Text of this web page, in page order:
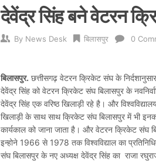
देवेंद्र सिंह बने वेटरन
By News Desk बिलासपुर 0
बिलासपुर. छत्तीसगढ़ वेटरन क्रिकेट संघ के
देवेंद्र सिंह को वेटरन क्रिकेट संघ बिलासपुर के
देवेंद्र सिंह एक वरिष्ठ खिलाड़ी रहे है। और
खिलाड़ी के साथ साथ क्रिकेट संघ बिलासपुर में भी
कार्यकाल को जाना जाता है। और वेटरन क्रिकेट संघ
इन्होने 1966 से 1978 तक विश्वविद्याल का
संघ बिलासपुर के नए अध्यक्ष देवेंद्र सिंह का राजा